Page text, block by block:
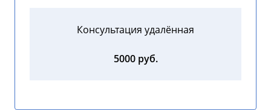
Консультация удалённая
5000 руб.